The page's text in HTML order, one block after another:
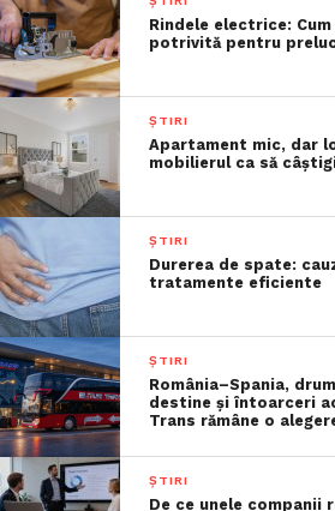
Rindele electrice:
potrivită pentru
ȘTIRI
Apartament mic, dar
mobilierul ca să
ȘTIRI
Durerea de spate:
tratamente eficiente
ȘTIRI
România–Spania,
destine și întoarceri
Trans rămâne o
ȘTIRI
De ce unele companii